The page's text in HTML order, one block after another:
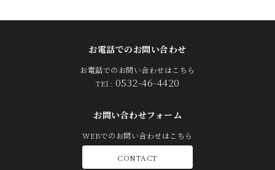
お電話でのお問い合わせ
お電話でのお問い合わせはこちら
TEl : 0532-46-4420
お問い合わせフォーム
WEBでのお問い合わせはこちら
CONTACT